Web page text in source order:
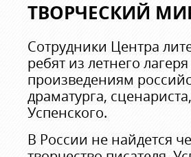
ТВОРЧЕСКИЙ
Сотрудники Центра
ребят из летнего
произведениям
драматурга,
Успенского.
В России не найдется